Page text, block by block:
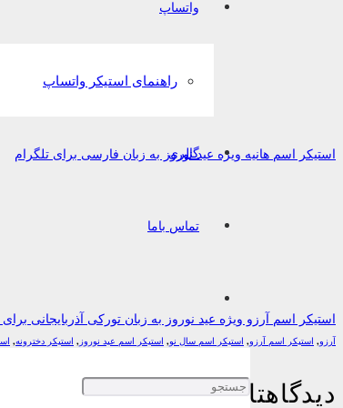
واتساپ
راهنمای استیکر واتساپ
گالری
تماس باما
استیکر اسم هانیه ویژه عید نوروز به زبان فارسی برای تلگرام
استیکر اسم آرزو ویژه عید نوروز به زبان تورکی آذربایجانی برای
آرزو, استیکر اسم آرزو, استیکر اسم سال نو, استیکر اسم عید نوروز , استیکر دخترونه,
دیدگاهتان را بنویسید